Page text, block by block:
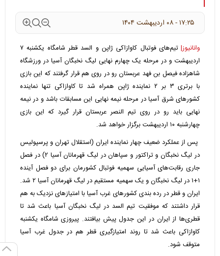
۱۷:۲۵ - ۰۸ ارديبهشت ۱۴۰۴
وانانیوز|
تیم‌های فوتبال کاوازاکی ژاپن و السد قطر شامگاه یکشنبه ۷
اردیبهشت و در مرحله یک چهارم نهایی لیگ نخبگان آسیا در ورزشگاه
شاهزاده فیصل بن فهد عربستان رو در روی هم قرار گرفتند که این بازی
با برتری ۳ بر ۲ نماینده ژاپن همراه شد تا کاوازاکی تنها نماینده
کشورهای شرق آسیا در مرحله نیمه نهایی این مسابقات باشد و در نیمه
نهایی باید رو در روی تیم النصر عربستان قرار گیرد که این بازی
چهارشنبه ۱۰ اردیبهشت برگزار خواهد شد.
پس از عملکرد ضعیف چهار نماینده ایران (استقلال تهران و پرسپولیس
در لیگ نخبگان و تراکتور و سپاهان در لیگ قهرمانان آسیا ۲) در فصل
جاری رقابت‌های آسیایی سهمیه فوتبال کشورمان برای دو فصل آینده
۱+۱ در لیگ نخبگان و یک سهمیه مستقیم در لیگ قهرمانان آسیا ۲ شد.
ایران و قطر در رده بندی کشورهای غرب آسیا با امتیازهای نزدیک به هم
قرار داشتند که موفقیت تیم السد در لیگ نخبگان آسیا باعث شد تا
قطری‌ها از ایران در این جدول پیش بیافتند. پیروزی شامگاه یکشنبه
کاوازاکی باعث شد تا روند امتیازگیری قطر هم در جدول غرب آسیا
متوقف شود.